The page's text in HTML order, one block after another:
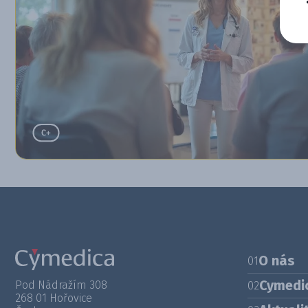
Pod Nádražím 308
268 01 Hořovice
01O nás
02